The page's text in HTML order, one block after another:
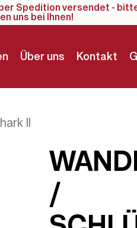
Spedition versendet -
uns bei Ihnen!
Über uns Kontakt
II
/